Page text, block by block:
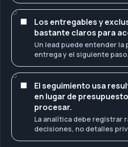
Los entregables y
bastante claros para
Un lead puede entender la
entrega y el siguiente paso.
El seguimiento usa
en lugar de
procesar.
La analítica debe registrar
decisiones, no detalles